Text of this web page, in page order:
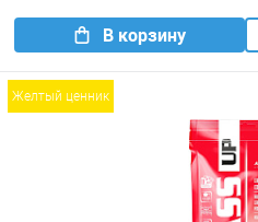
В корзину
желтый ценник